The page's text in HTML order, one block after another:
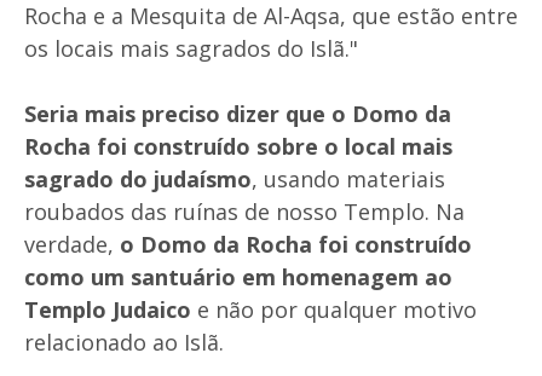
Rocha e a Mesquita de Al-Aqsa, que estão entre
os locais mais sagrados do Islã."
Seria mais preciso dizer que o Domo da
Rocha foi construído sobre o local mais
sagrado do judaísmo, usando materiais
roubados das ruínas de nosso Templo. Na
verdade, o Domo da Rocha foi construído
como um santuário em homenagem ao
Templo Judaico e não por qualquer motivo
relacionado ao Islã.